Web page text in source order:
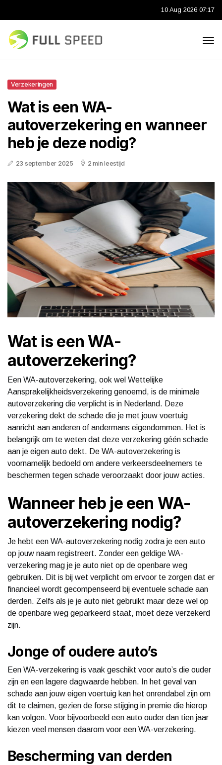
10 Aug 2026 07:17
Verzekeringen
Wat is een WA-
autoverzekering en wanneer
heb je deze nodig?
23 september 2025 2 min leestijd
Wat is een WA-
autoverzekering?
Een WA-autoverzekering, ook wel Wettelijke
Aansprakelijkheidsverzekering genoemd, is de minimale
autoverzekering die verplicht is in Nederland. Deze
verzekering dekt de schade die je met jouw voertuig
aanricht aan anderen of andermans eigendommen. Het is
belangrijk om te weten dat deze verzekering géén schade
aan je eigen auto dekt. De WA-autoverzekering is
voornamelijk bedoeld om andere verkeersdeelnemers te
beschermen tegen schade veroorzaakt door jouw acties.
Wanneer heb je een WA-
autoverzekering nodig?
Je hebt een WA-autoverzekering nodig zodra je een auto
op jouw naam registreert. Zonder een geldige WA-
verzekering mag je je auto niet op de openbare weg
gebruiken. Dit is bij wet verplicht om ervoor te zorgen dat er
financieel wordt gecompenseerd bij eventuele schade aan
derden. Zelfs als je je auto niet gebruikt maar deze wel op
de openbare weg geparkeerd staat, moet deze verzekerd
zijn.
Jonge of oudere auto’s
Een WA-verzekering is vaak geschikt voor auto’s die ouder
zijn en een lagere dagwaarde hebben. In het geval van
schade aan jouw eigen voertuig kan het onrendabel zijn om
dit te claimen, gezien de forse stijging in premie die hierop
kan volgen. Voor bijvoorbeeld een auto ouder dan tien jaar
kiezen veel mensen daarom voor een WA-verzekering.
Bescherming van derden